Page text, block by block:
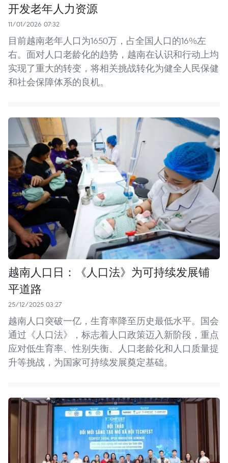
开发老年人力资源
11/01/2026 07:32
目前越南老年人口为1650万，占全国人口的16%左
右。面对人口老龄化的趋势，越南在认识和行动上均
实现了重大的转变，将相关挑战转化为健全人民保健
和社会保障体系的良机。
越南人口日：《人口法》为可持续发展铺
平道路
25/12/2025 03:27
越南人口突破一亿，生育率降至历史最低水平。国会
通过《人口法》，标志着人口政策迈入新阶段，重点
应对低生育率、性别失衡、人口老龄化和人口质量提
升等挑战，为国家可持续发展奠定基础。